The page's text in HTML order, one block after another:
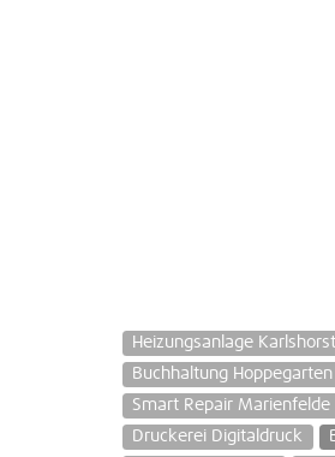
Heizungsanlage Karlshorst
Buchhaltung
Smart Repair Marienfelde
Druckerei Digitaldruck